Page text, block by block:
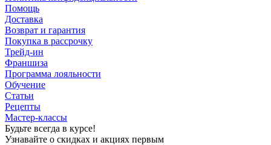
Помощь
Доставка
Возврат и гарантия
Покупка в рассрочку
Трейд-ин
Франшиза
Программа лояльности
Обучение
Статьи
Рецепты
Мастер-классы
Будьте всегда в курсе!
Узнавайте о скидках и акциях первым